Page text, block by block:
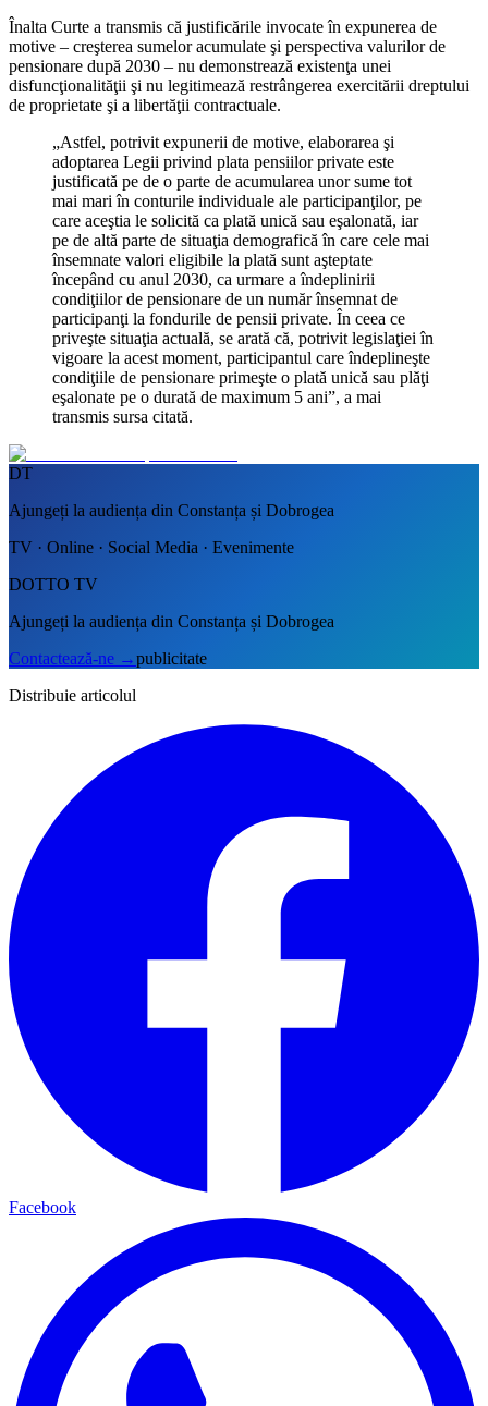
Înalta Curte a transmis că justificările invocate în expunerea de
motive – creşterea sumelor acumulate şi perspectiva valurilor de
pensionare după 2030 – nu demonstrează existenţa unei
disfuncţionalităţii şi nu legitimează restrângerea exercitării dreptului
de proprietate şi a libertăţii contractuale.
„Astfel, potrivit expunerii de motive, elaborarea şi
adoptarea Legii privind plata pensiilor private este
justificată pe de o parte de acumularea unor sume tot
mai mari în conturile individuale ale participanţilor, pe
care aceştia le solicită ca plată unică sau eşalonată, iar
pe de altă parte de situaţia demografică în care cele mai
însemnate valori eligibile la plată sunt aşteptate
începând cu anul 2030, ca urmare a îndeplinirii
condiţiilor de pensionare de un număr însemnat de
participanţi la fondurile de pensii private. În ceea ce
priveşte situaţia actuală, se arată că, potrivit legislaţiei în
vigoare la acest moment, participantul care îndeplineşte
condiţiile de pensionare primeşte o plată unică sau plăţi
eşalonate pe o durată de maximum 5 ani”, a mai
transmis sursa citată.
DT
Ajungeți la audiența din Constanța și Dobrogea
TV · Online · Social Media · Evenimente
DOTTO TV
Ajungeți la audiența din Constanța și Dobrogea
Contactează-ne →publicitate
Distribuie articolul
Facebook